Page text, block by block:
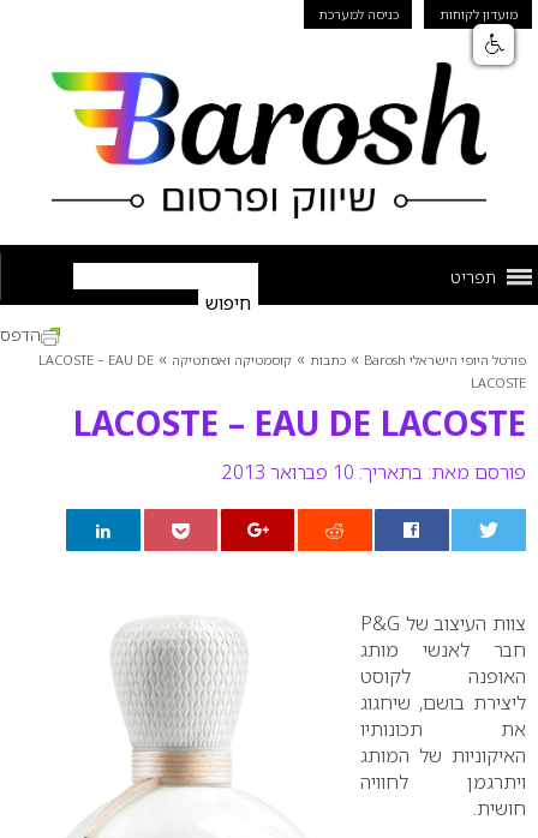
מועדון לקוחות כניסה למערכת
תפריט
פורטל היופי הישראלי Barosh » כתבות » קוסמטיקה ואסתטיקה »
LACOSTE – EAU DE
LACOSTE
LACOSTE – EAU DE LACOSTE
פורסם מאת: בתאריך: 10 פברואר 2013
הדפס
צוות העיצוב של P&G
חבר לאנשי מותג
האופנה לקוסט
ליצירת בושם, שיחגוג
את תכונותיו
האיקוניות של המותג
ויתרגמן לחוויה
חושית.